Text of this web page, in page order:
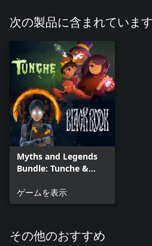
次の製品に含まれています
Myths and Legends
Bundle: Tunche &
ゲームを表示
その他のおすすめ